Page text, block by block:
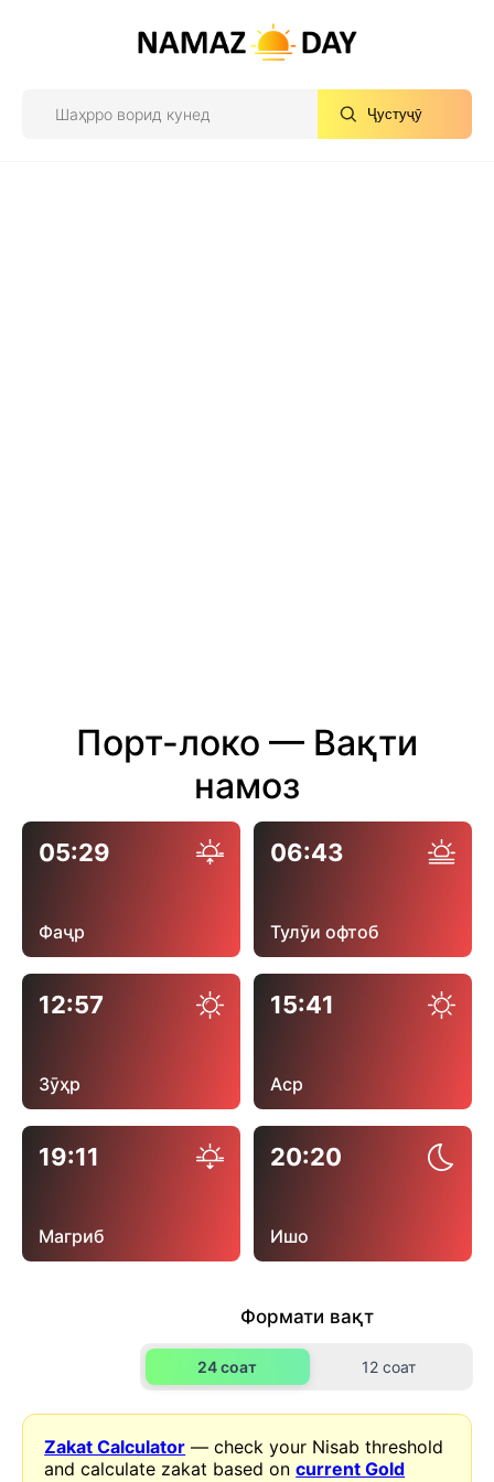
Ҷустуҷӯ
Порт-локо — Вақти
намоз
05:29
Фаҷр
06:43
Тулӯи офтоб
12:57
Зӯҳр
15:41
Аср
19:11
Магриб
20:20
Ишо
Формати вақт
24 соат 12 соат
Zakat Calculator — check your Nisab threshold
and calculate zakat based oncurrent Gold